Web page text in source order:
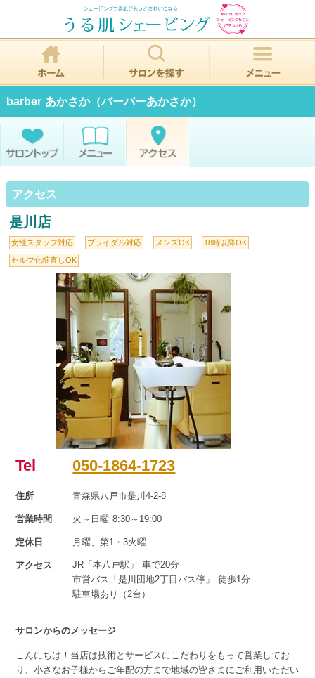
barber あかさか（バーバーあかさか）
アクセス
是川店
女性スタッフ対応 ブライダル対応 メンズOK 18時以降OK
セルフ化粧直しOK
Tel 050-1864-1723
住所 青森県八戸市是川4-2-8
営業時間 火～日曜 8:30～19:00
定休日 月曜、第1・3火曜
アクセス
JR「本八戸駅」 車で20分
市営バス「是川団地2丁目バス停」 徒歩1分
駐車場あり（2台）
サロンからのメッセージ
こんにちは！当店は技術とサービスにこだわりをもって営業してお
り、小さなお子様からご年配の方まで地域の皆さまにご利用いただい